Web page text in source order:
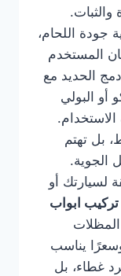
والثبات.
جودة اللحام،
المستخدم
الحديد مع
أو البولي
بل تهتم
الجوية.
لسيارتك أو
تركيب ابواب
يناسب
غطاء، بل